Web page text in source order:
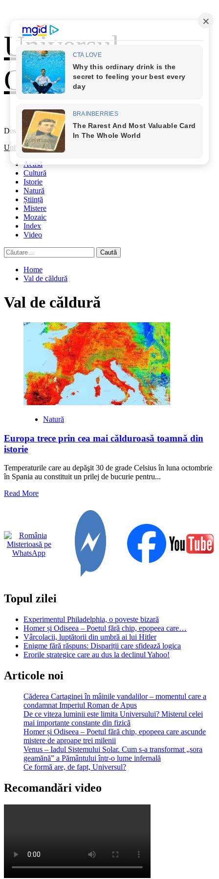
content
Universul
Cunoașterii
Descoperă Lumea
Primary
Universul Cunoașterii
Acasă
Cultură
Istorie
Natură
Știință
Mistere
Mozaic
Index
Video
Caută
după:
Home
Val de căldură
Val de căldură
Natură
Europa trece prin cea mai călduroasă toamnă din
istorie
Temperaturile care au depăşit 30 de grade Celsius în luna octombrie
în Spania au constituit un prilej de bucurie pentru...
Read MoreRead
prin
cea
mai
Topul zilei
Experimentul Philadelphia, o poveste bizară
Homer și Odiseea – Poetul fără chip, epopeea care…
Vârcolacii, luptătorii din umbră ai lui Hitler
Enigme fără răspuns: Dispariții care sfidează logica
Erorile strategice care au dus la declinul Yahoo!
Articole noi
Căderea Cartaginei în mâinile vandalilor – momentul care a
condamnat Imperiul Roman de Apus
De ce viteza luminii este limita Universului? Misterul celei
mai importante constante din fizică
Homer și Odiseea – Poetul fără chip, epopeea care ascunde
mistere de aproape trei milenii
Venus – Iadul Sistemului Solar. Cum s-a transformat „sora
geamănă” a Pământului într-o lume infernală
Ce formă are, de fapt, Universul?
Recomandări video